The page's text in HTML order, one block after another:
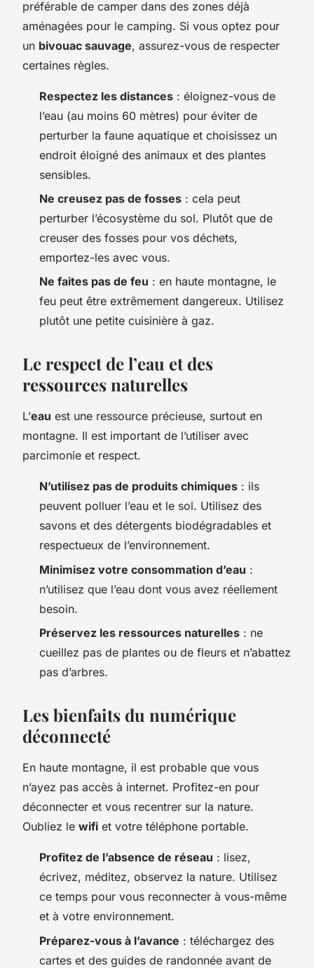
préférable de camper dans des zones déjà
aménagées pour le camping. Si vous optez pour
un bivouac sauvage, assurez-vous de respecter
certaines règles.
Respectez les distances : éloignez-vous de
l’eau (au moins 60 mètres) pour éviter de
perturber la faune aquatique et choisissez un
endroit éloigné des animaux et des plantes
sensibles.
Ne creusez pas de fosses : cela peut
perturber l’écosystème du sol. Plutôt que de
creuser des fosses pour vos déchets,
emportez-les avec vous.
Ne faites pas de feu : en haute montagne, le
feu peut être extrêmement dangereux. Utilisez
plutôt une petite cuisinière à gaz.
Le respect de l’eau et des
ressources naturelles
L’eau est une ressource précieuse, surtout en
montagne. Il est important de l’utiliser avec
parcimonie et respect.
N’utilisez pas de produits chimiques : ils
peuvent polluer l’eau et le sol. Utilisez des
savons et des détergents biodégradables et
respectueux de l’environnement.
Minimisez votre consommation d’eau :
n’utilisez que l’eau dont vous avez réellement
besoin.
Préservez les ressources naturelles : ne
cueillez pas de plantes ou de fleurs et n’abattez
pas d’arbres.
Les bienfaits du numérique
déconnecté
En haute montagne, il est probable que vous
n’ayez pas accès à internet. Profitez-en pour
déconnecter et vous recentrer sur la nature.
Oubliez le wifi et votre téléphone portable.
Profitez de l’absence de réseau : lisez,
écrivez, méditez, observez la nature. Utilisez
ce temps pour vous reconnecter à vous-même
et à votre environnement.
Préparez-vous à l’avance : téléchargez des
cartes et des guides de randonnée avant de